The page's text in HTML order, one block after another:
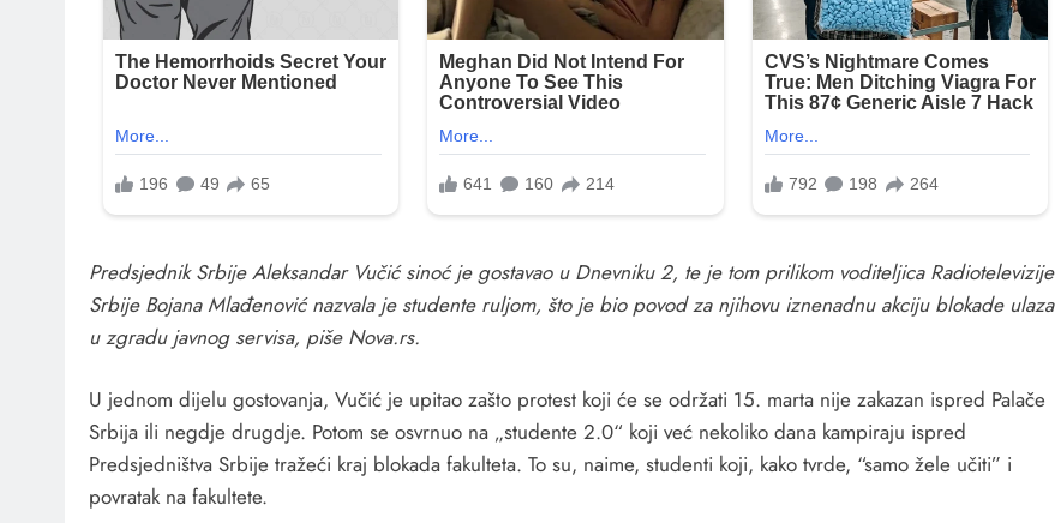
Predsjednik Srbije Aleksandar Vučić sinoć je gostavao u Dnevniku 2, te je tom prilikom voditeljica Radiotelevizije
Srbije Bojana Mlađenović nazvala je studente ruljom, što je bio povod za njihovu iznenadnu akciju blokade ulaza
u zgradu javnog servisa, piše Nova.rs.
U jednom dijelu gostovanja, Vučić je upitao zašto protest koji će se održati 15. marta nije zakazan ispred Palače
Srbija ili negdje drugdje. Potom se osvrnuo na „studente 2.0“ koji već nekoliko dana kampiraju ispred
Predsjedništva Srbije tražeći kraj blokada fakulteta. To su, naime, studenti koji, kako tvrde, “samo žele učiti” i
povratak na fakultete.